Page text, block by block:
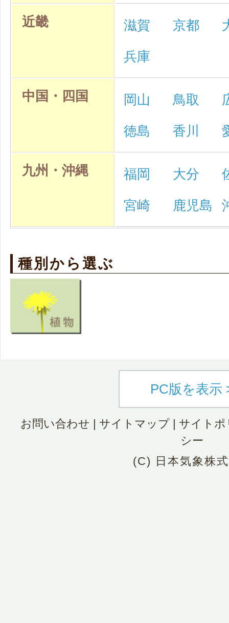
近畿 滋賀 京都
兵庫
中国・四国 岡山 鳥取
徳島 香川
九州・沖縄 福岡 大分
宮崎 鹿児島
種別から選ぶ
PC版を表示
お問い合わせ | サイトマップ| サイトポ
シー
(C) 日本気象株